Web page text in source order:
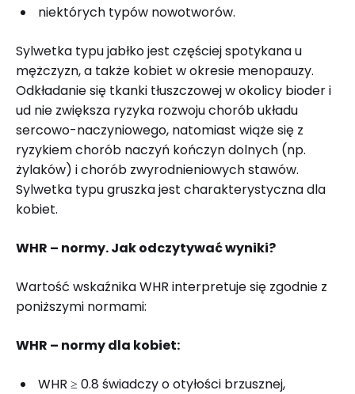
niektórych typów nowotworów.
Sylwetka typu jabłko jest częściej spotykana u
mężczyzn, a także kobiet w okresie menopauzy.
Odkładanie się tkanki tłuszczowej w okolicy bioder i
ud nie zwiększa ryzyka rozwoju chorób układu
sercowo-naczyniowego, natomiast wiąże się z
ryzykiem chorób naczyń kończyn dolnych (np.
żylaków) i chorób zwyrodnieniowych stawów.
Sylwetka typu gruszka jest charakterystyczna dla
kobiet.
WHR – normy. Jak odczytywać wyniki?
Wartość wskaźnika WHR interpretuje się zgodnie z
poniższymi normami:
WHR – normy dla kobiet:
WHR ≥ 0.8 świadczy o otyłości brzusznej,